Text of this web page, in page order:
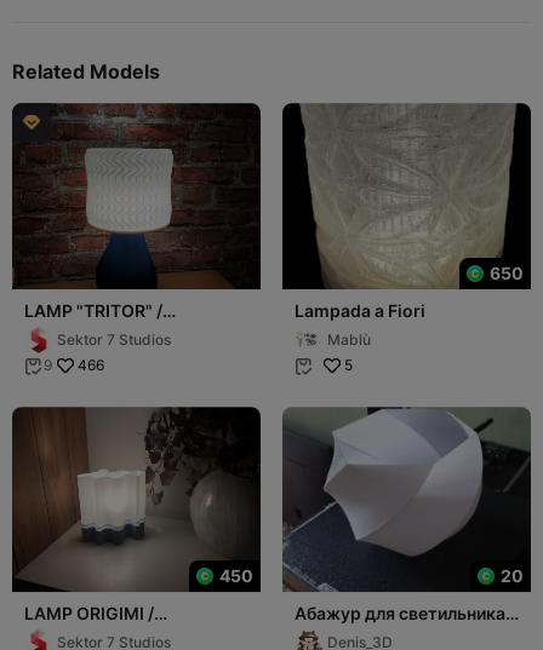
Related Models

LAMP "TRITOR" /
DESIGNER / PRINTABLE
SHADES (VASEMODE)
Sektor 7 Studios
 9 466
650
Lampada a Fiori
Mablù
 5
450
LAMP ORIGIMI /
LAMPSHADE / DESIGNER
Sektor 7 Studios
20
Абажур для светильника с
лампой Е27
Denis_3D